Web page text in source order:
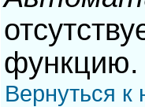
функцию.
Вернуться к